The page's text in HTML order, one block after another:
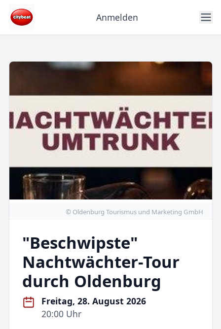
Anmelden
© Oldenburg Tourismus und Marketing GmbH
"Beschwipste"
Nachtwächter-Tour
durch Oldenburg
Freitag, 28. August 2026
20:00 Uhr